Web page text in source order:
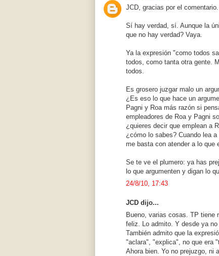
JCD, gracias por el comentario.
Sí hay verdad, sí. Aunque la
que no hay verdad? Vaya.
Ya la expresión "como todos
todos, como tanta otra gente.
todos.
Es grosero juzgar malo un
¿Es eso lo que hace un
Pagni y Roa más razón si
empleadores de Roa y Pagni
¿quieres decir que emplean a
¿cómo lo sabes? Cuando lea
me basta con atender a lo que
Se te ve el plumero: ya has
lo que argumenten y digan lo
24/8/10, 17:43
JCD dijo...
Bueno, varias cosas. TP tiene
feliz. Lo admito. Y desde ya
También admito que la
"aclara", "explica", no que era
Ahora bien. Yo no prejuzgo, ni